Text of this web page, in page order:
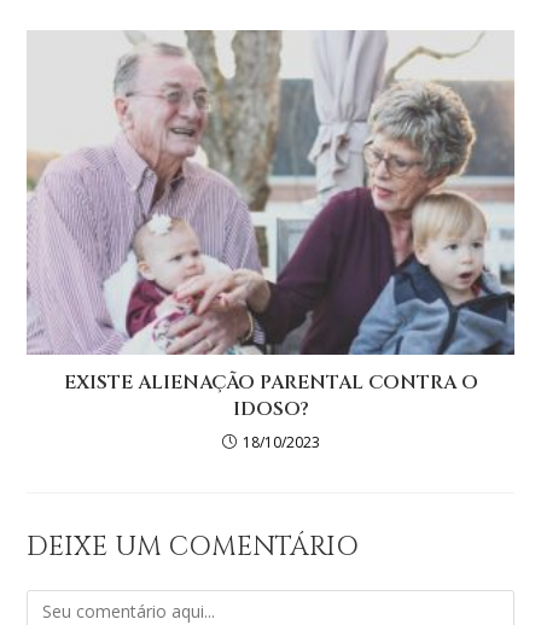
EXISTE ALIENAÇÃO PARENTAL CONTRA O
IDOSO?
18/10/2023
DEIXE UM COMENTÁRIO